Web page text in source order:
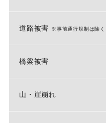
道路被害 ※事前通行規制は除く
橋梁被害
山・崖崩れ